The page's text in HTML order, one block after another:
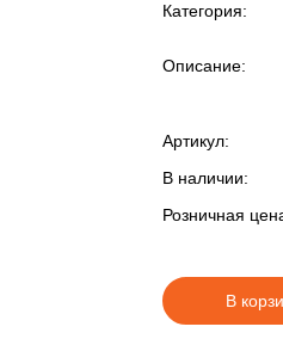
Категория:
Описание:
Артикул:
В наличии:
Розничная
В